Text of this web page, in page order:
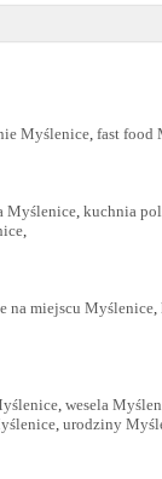
Myślenice, fast food
Myślenice, kuchnia
,
na miejscu Myślenice,
, wesela
, urodziny